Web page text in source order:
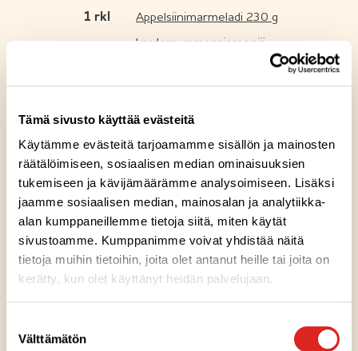
Tämä sivusto käyttää evästeitä
Käytämme evästeitä tarjoamamme sisällön ja mainosten
räätälöimiseen, sosiaalisen median ominaisuuksien
tukemiseen ja kävijämäärämme analysoimiseen. Lisäksi
jaamme sosiaalisen median, mainosalan ja analytiikka-
alan kumppaneillemme tietoja siitä, miten käytät
sivustoamme. Kumppanimme voivat yhdistää näitä
tietoja muihin tietoihin, joita olet antanut heille tai joita on
kerätty, kun olet käyttänyt heidän palvelujaan.
valinta
Välttämätön
1 rkl
Appelsiinimarmeladi 230 g
kardemummansiemeniä
Reseptin tuotteet
Appelsiinimarmeladi 230 g
Gluteeniton Laktoositon LOSopii lakto-ovo ruokavalioon Sopii vegaaniseen ruokavalioon